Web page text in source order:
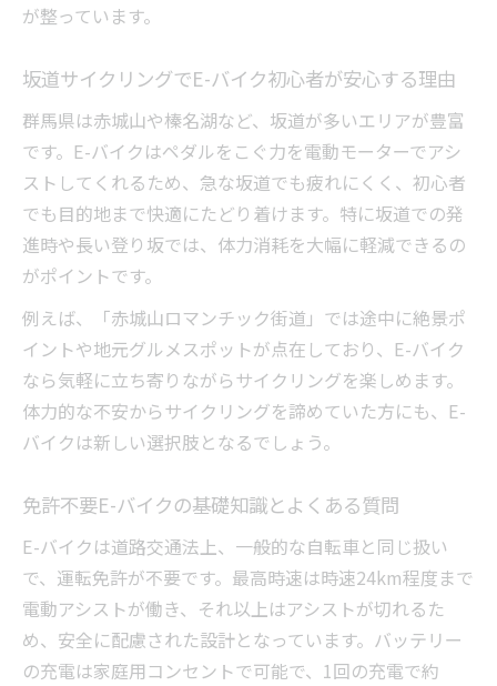
が整っています。
坂道サイクリングでE-バイク初心者が安心する理由
群馬県は赤城山や榛名湖など、坂道が多いエリアが豊富
です。E-バイクはペダルをこぐ力を電動モーターでアシ
ストしてくれるため、急な坂道でも疲れにくく、初心者
でも目的地まで快適にたどり着けます。特に坂道での発
進時や長い登り坂では、体力消耗を大幅に軽減できるの
がポイントです。
例えば、「赤城山ロマンチック街道」では途中に絶景ポ
イントや地元グルメスポットが点在しており、E-バイク
なら気軽に立ち寄りながらサイクリングを楽しめます。
体力的な不安からサイクリングを諦めていた方にも、E-
バイクは新しい選択肢となるでしょう。
免許不要E-バイクの基礎知識とよくある質問
E-バイクは道路交通法上、一般的な自転車と同じ扱い
で、運転免許が不要です。最高時速は時速24km程度まで
電動アシストが働き、それ以上はアシストが切れるた
め、安全に配慮された設計となっています。バッテリー
の充電は家庭用コンセントで可能で、1回の充電で約